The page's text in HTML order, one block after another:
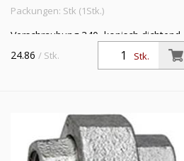
Packungen: Stk (1Stk.)
Verschraubung 340, konisch dichtend,
IG/IG, Rp/Rp 2, Betriebstemperatur -20
°C bis 300 °C, schwarzer Temperguss,
Stk.
24.86 / Stk.